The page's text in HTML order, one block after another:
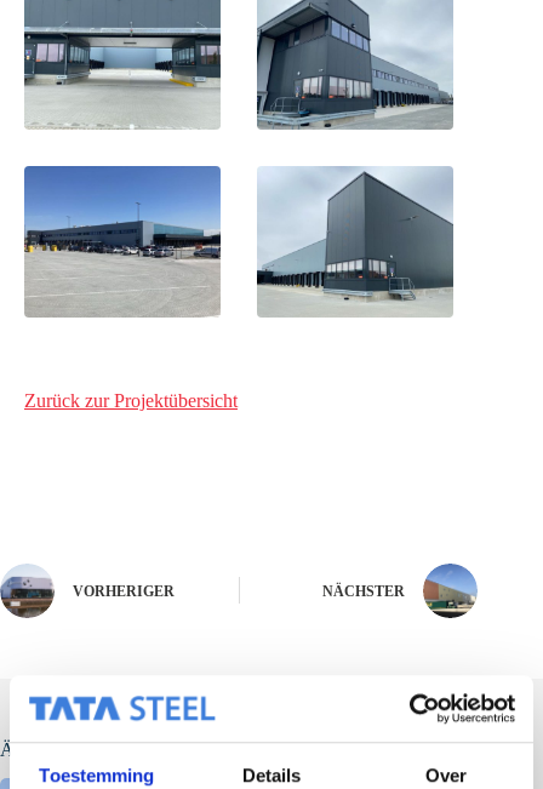
Toestemming Details Over
Zurück zur Projektübersicht
VORHERIGER NÄCHSTER
Ähnliche Beiträge